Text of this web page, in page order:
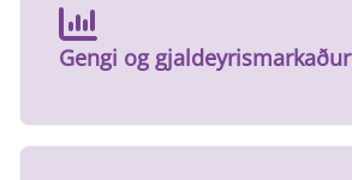
Gengi og gjaldeyrismarkaður